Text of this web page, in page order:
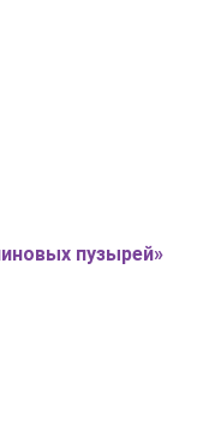
пузырей»